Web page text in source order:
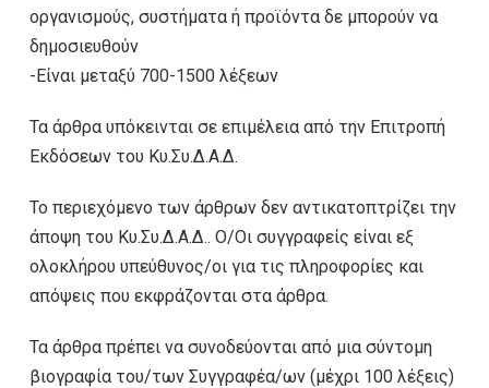
οργανισμούς, συστήματα ή προϊόντα δε μπορούν να
δημοσιευθούν
-Είναι μεταξύ 700-1500 λέξεων
Τα άρθρα υπόκεινται σε επιμέλεια από την Επιτροπή
Εκδόσεων του Κυ.Συ.Δ.Α.Δ.
Το περιεχόμενο των άρθρων δεν αντικατοπτρίζει την
άποψη του Κυ.Συ.Δ.Α.Δ.. Ο/Οι συγγραφείς είναι εξ
ολοκλήρου υπεύθυνος/οι για τις πληροφορίες και
απόψεις που εκφράζονται στα άρθρα.
Τα άρθρα πρέπει να συνοδεύονται από μια σύντομη
βιογραφία του/των Συγγραφέα/ων (μέχρι 100 λέξεις)